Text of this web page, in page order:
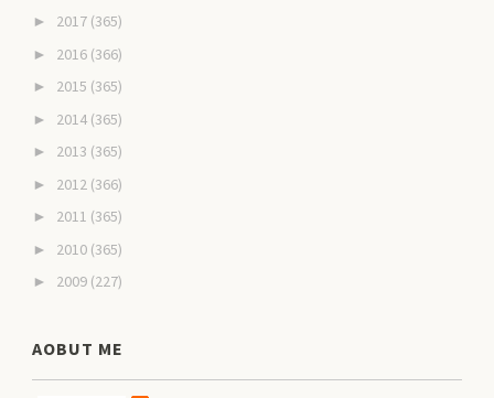
► 2017 (365)
► 2016 (366)
► 2015 (365)
► 2014 (365)
► 2013 (365)
► 2012 (366)
► 2011 (365)
► 2010 (365)
► 2009 (227)
AOBUT ME